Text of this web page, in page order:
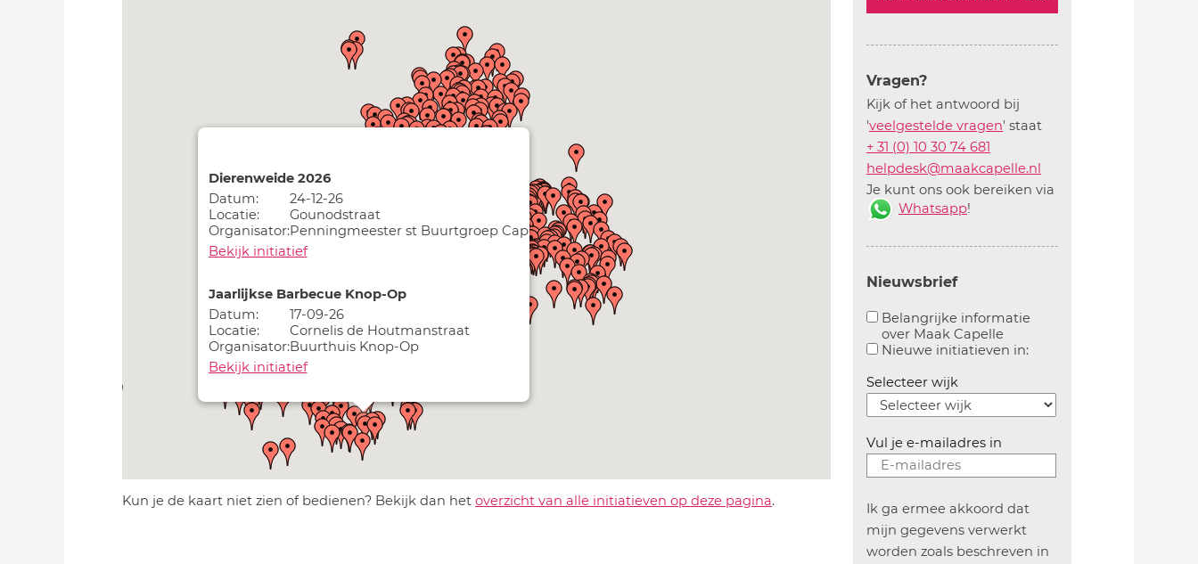
Dierenweide 2026
Datum:
24-12-26
Locatie:
Gounodstraat
Organisator:Penningmeester st Buurtgroep Capelle West
Bekijk initiatief
Jaarlijkse Barbecue Knop-Op
Datum:
17-09-26
Locatie:
Cornelis de Houtmanstraat
Organisator:Buurthuis Knop-Op
Bekijk initiatief
Kun je de kaart niet zien of bedienen? Bekijk dan het overzicht van alle initiatieven op deze pagina.
Vragen?
Kijk of het antwoord bij
'veelgestelde vragen' staat
+ 31 (0) 10 30 74 681
helpdesk@maakcapelle.nl
Je kunt ons ook bereiken via
Whatsapp!
Nieuwsbrief
Belangrijke informatie
over Maak Capelle
Aanvinken om belangrijke informatie over
Nieuwe initiatieven in:Aanvinken om
Selecteer wijk
Vul je e-mailadres in
Ik ga ermee akkoord dat
mijn gegevens verwerkt
worden zoals beschreven in